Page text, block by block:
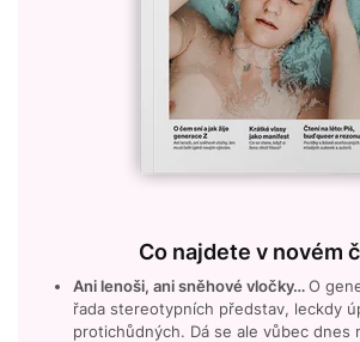
Co najdete v novém
Ani lenoši, ani sněhové vločky…O
řada stereotypních představ, leckdy
protichůdných. Dá se ale vůbec dnes